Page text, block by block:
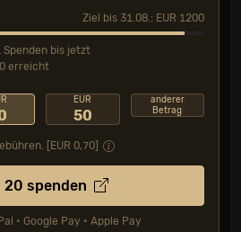
Ziel bis 31.08.: EUR 1200
Spenden bis jetzt
erreicht
EUR
50
anderer
Betrag
[EUR 0,70
20 spenden
• Google Pay • Apple Pay